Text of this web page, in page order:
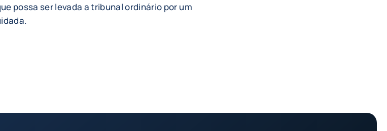
possa ser levada a tribunal ordinário por um